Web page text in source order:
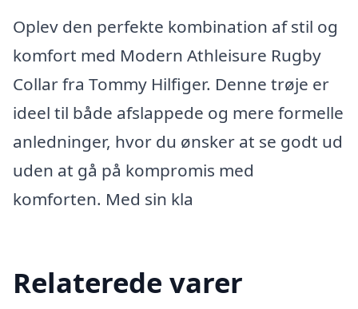
Oplev den perfekte kombination af stil og
komfort med Modern Athleisure Rugby
Collar fra Tommy Hilfiger. Denne trøje er
ideel til både afslappede og mere formelle
anledninger, hvor du ønsker at se godt ud
uden at gå på kompromis med
komforten. Med sin kla
Relaterede varer